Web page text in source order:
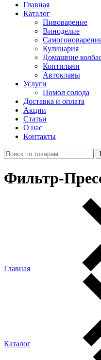
Главная
Каталог
Пивоварение
Виноделие
Кулинария
Домашние
Коптильни
Автоклавы
Услуги
Помол солода
Доставка и оплата
Акции
Статьи
О нас
Контакты
Фильтр-
Главная
Каталог